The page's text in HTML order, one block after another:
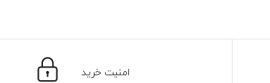
امنیت خرید